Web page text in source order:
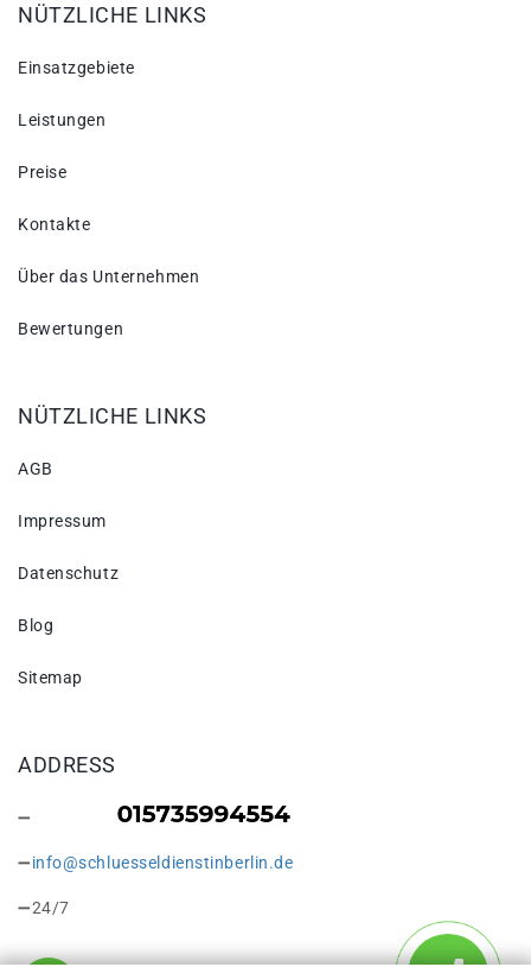
NÜTZLICHE LINKS
Einsatzgebiete
Leistungen
Preise
Kontakte
Über das Unternehmen
Bewertungen
NÜTZLICHE LINKS
AGB
Impressum
Datenschutz
Blog
Sitemap
ADDRESS
info@schluesseldienstinberlin.de
24/7